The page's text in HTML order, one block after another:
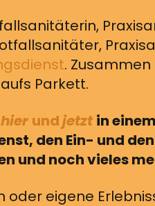
.
Parkett.
hier undjetzt in
den Ein- und
und noch vieles
oder eigene